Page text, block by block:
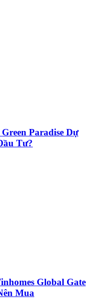
Paradise Dự
Tư?
Global Gate
Mua